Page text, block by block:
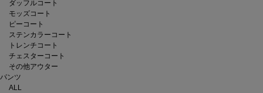
ダッフルコート
モッズコート
ピーコート
ステンカラーコート
トレンチコート
チェスターコート
その他アウター
パンツ
ALL